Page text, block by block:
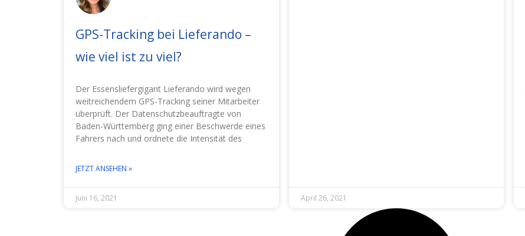
GPS-Tracking bei Lieferando –
wie viel ist zu viel?
Der Essensliefergigant Lieferando wird wegen
weitreichendem GPS-Tracking seiner Mitarbeiter
überprüft. Der Datenschutzbeauftragte von
Baden-Württemberg ging einer Beschwerde eines
Fahrers nach und ordnete die Intensität des
JETZT ANSEHEN »
Juni 16, 2021 April 26, 2021